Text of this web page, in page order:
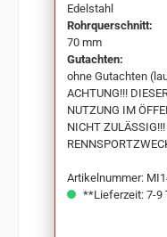
Edelstahl
Rohrquerschnitt:
70 mm
Gutachten:
ohne Gutachten
ACHTUNG!!!
NUTZUNG IM
NICHT
Artikelnummer:
**Lieferzeit: 7-9